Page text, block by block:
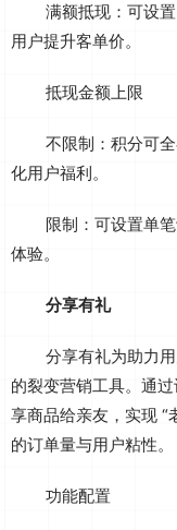
满额抵现：可设
用户提升客单价。
抵现金额上限
不限制：积分可
化用户福利。
限制：可设置单
体验。
分享有礼
分享有礼为助力
的裂变营销工具。通
享商品给亲友，实现 “
的订单量与用户粘性。
功能配置